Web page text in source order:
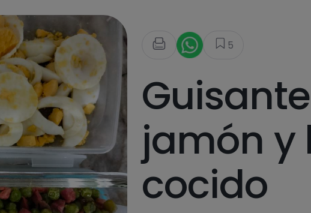
5
jamón y
cocido